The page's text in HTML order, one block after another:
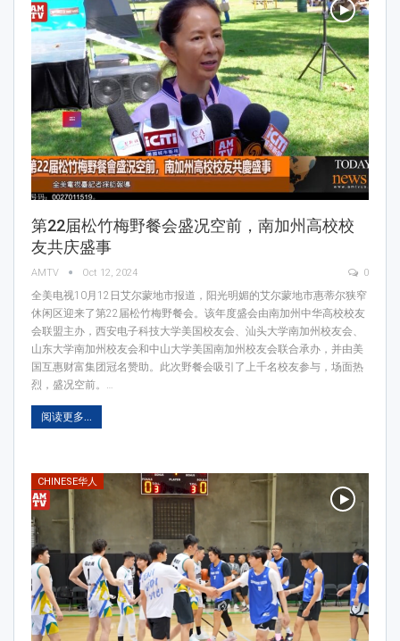
第22届松竹梅野餐会盛况空前，南加州高校校
友共庆盛事
AMTV Oct 12, 2024 0
全美电视10月12日艾尔蒙地市报道，阳光明媚的艾尔蒙地市惠蒂尔狭窄
休闲区迎来了第22届松竹梅野餐会。该年度盛会由南加州中华高校校友
会联盟主办，西安电子科技大学美国校友会、汕头大学南加州校友会、
山东大学南加州校友会和中山大学美国南加州校友会联合承办，并由美
国互惠财富集团冠名赞助。此次野餐会吸引了上千名校友参与，场面热
烈，盛况空前。…
阅读更多...
CHINESE华人